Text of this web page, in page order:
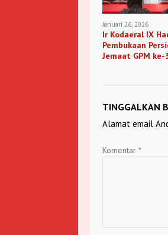
Januari 26, 2026
Ir Kodaeral IX
Pembukaan
Jemaat GPM ke-
TINGGALKAN
Alamat email
Komentar *